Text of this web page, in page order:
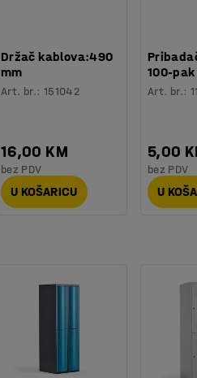
Držač kablova:490
mm
Art. br.: 151042
16,00 KM
bez PDV
U KOŠARICU
100-pak
Art. br.:
5,00
bez PDV
U